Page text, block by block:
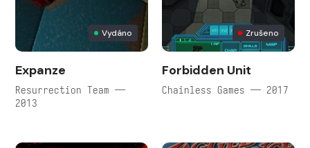
Vydáno
Expanze
Resurrection Team —
2013
Zrušeno
Forbidden Unit
Chainless Games — 2017